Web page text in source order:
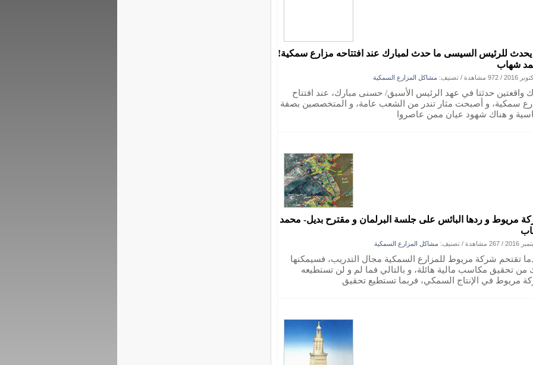
للرئيس السيسى ما حدث لمبارك عند افتتاحه مزارع سمكية!
شهاب
/ 972 مشاهدة / تصنيف: مشاكل المزارع السمكية
واقعتين حدثتا في عهد الرئيس الأسبق/ حسنى مبارك، عند افتتاح
سمكية، و أصبحت مثار تندر من الشعب عامة، و المتخصصين بصفة
و هناك شهود عيان ممن عاصروا
مريوط و ردها البائس على جلسة البرلمان و مقترح بديل- محمد
/ 267 مشاهدة / تصنيف: مشاكل المزارع السمكية
تقتحم شركة مريوط للمزارع السمكية مجال التدريب، فسيمكنها
من تحقيق مكاسب مالية هائلة، و بالتالي فما لم و لن تستطيعه
مريوط في الإنتاج السمكي، فربما تستطيع تحقيق